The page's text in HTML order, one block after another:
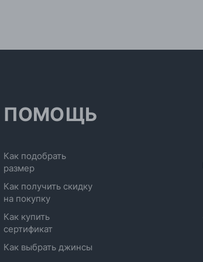
ПОМОЩЬ
Как подобрать
размер
Как получить скидку
на покупку
Как купить
сертификат
Как выбрать джинсы